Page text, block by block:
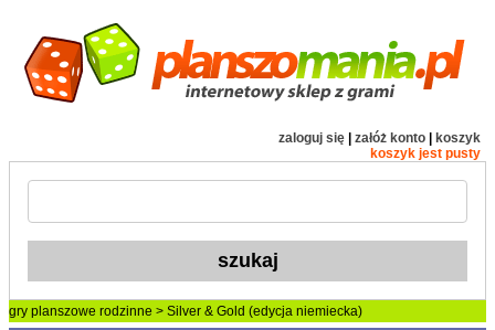
zaloguj się załóż konto
koszyk
koszyk jest pusty
gry planszowe rodzinne > Silver & Gold (edycja niemiecka)